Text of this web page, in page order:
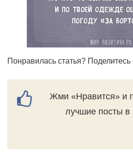
Понравилась статья? Поделитесь
Жми «Нравится» и
лучшие посты в